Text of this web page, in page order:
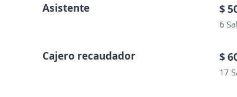
Asistente $
6
Cajero recaudador $
17